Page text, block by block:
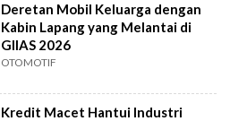
Deretan Mobil Keluarga dengan
Kabin Lapang yang Melantai di
GIIAS 2026
OTOMOTIF
Kredit Macet Hantui Industri